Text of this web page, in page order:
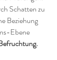
Schatten zu
Beziehung
Ebene